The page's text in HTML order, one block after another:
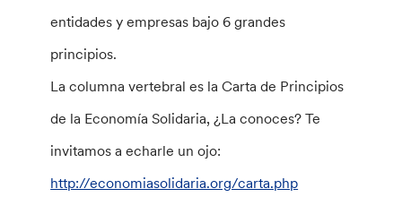
entidades y empresas bajo 6 grandes
principios.
La columna vertebral es la Carta de Principios
de la Economía Solidaria, ¿La conoces? Te
invitamos a echarle un ojo:
http://economiasolidaria.org/carta.php